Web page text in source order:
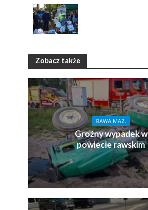
Zobacz także
RAWA MAZ.
Groźny wypadek w
powiecie rawskim